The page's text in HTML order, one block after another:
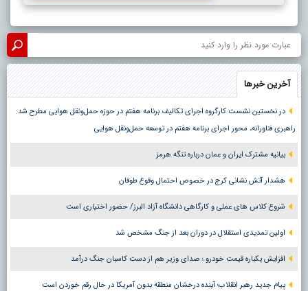
آخرین خبرها
در نخستین نشست کارگروه اجرای تکالیف برنامه هفتم در حوزه حمل‌ونقل هوایی مطرح شد:
راهبری فناورانه، محور اجرای برنامه هفتم در توسعه حمل‌ونقل هوایی
بیانیه مشترک ایران و عمان درباره تنگه هرمز
هشدار آتش نشانی کرج در خصوص احتمال وقوع طوفان
شروع کلاس های عملی و کارگاهی دانشگاه آزاد البرز/ حضور اختیاری است
اولین تمدیدی استقلال در دوران بعد از جنگ مشخص شد
افزایش یکباره قیمت خودرو ؛ صدای وزیر هم از دست کاسبان جنگ درآمد
پیام جدید رهبر انقلاب؛ آینده درخشان منطقه بدون آمریکا در حال رقم خوردن است